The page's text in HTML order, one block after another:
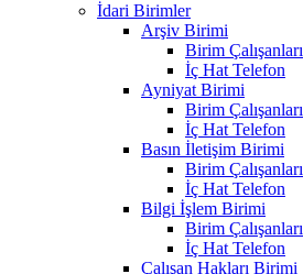
İdari Birimler
Arşiv Birimi
Birim Çalışanları
İç Hat Telefon
Ayniyat Birimi
Birim Çalışanları
İç Hat Telefon
Basın İletişim Birimi
Birim Çalışanları
İç Hat Telefon
Bilgi İşlem Birimi
Birim Çalışanları
İç Hat Telefon
Çalışan Hakları Birimi